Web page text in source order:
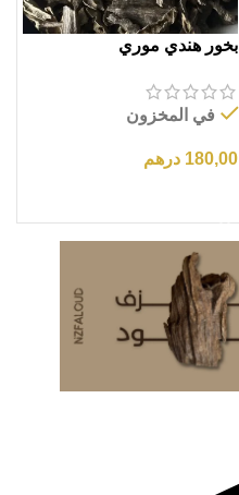
بخور هندي موري
في المخزون
180,00 درهم